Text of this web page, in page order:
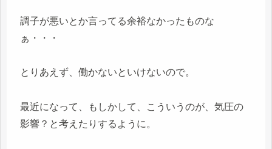
調子が悪いとか言ってる余裕なかったものな
ぁ・・・
とりあえず、働かないといけないので。
最近になって、もしかして、こういうのが、気圧の
影響？と考えたりするように。